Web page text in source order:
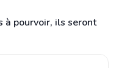
à pourvoir, ils seront